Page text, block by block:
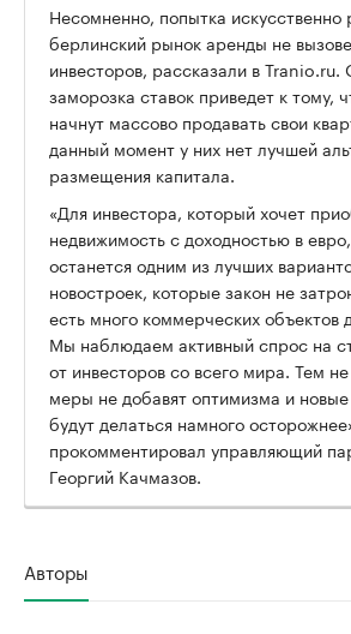
Несомненно, попытка искусственно
берлинский рынок аренды не
инвесторов, рассказали в Tranio.ru.
заморозка ставок приведет к тому,
начнут массово продавать свои
данный момент у них нет лучшей
размещения капитала.
«Для инвестора, который хочет
недвижимость с доходностью в
останется одним из лучших
новостроек, которые закон не
есть много коммерческих объектов
Мы наблюдаем активный спрос на
от инвесторов со всего мира. Тем
меры не добавят оптимизма и
будут делаться намного
прокомментировал управляющий
Георгий Качмазов.
Авторы